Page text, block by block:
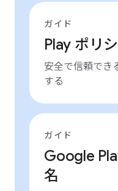
ガイド
Play ポリ
安全で信頼でき
する
ガイド
Google
名